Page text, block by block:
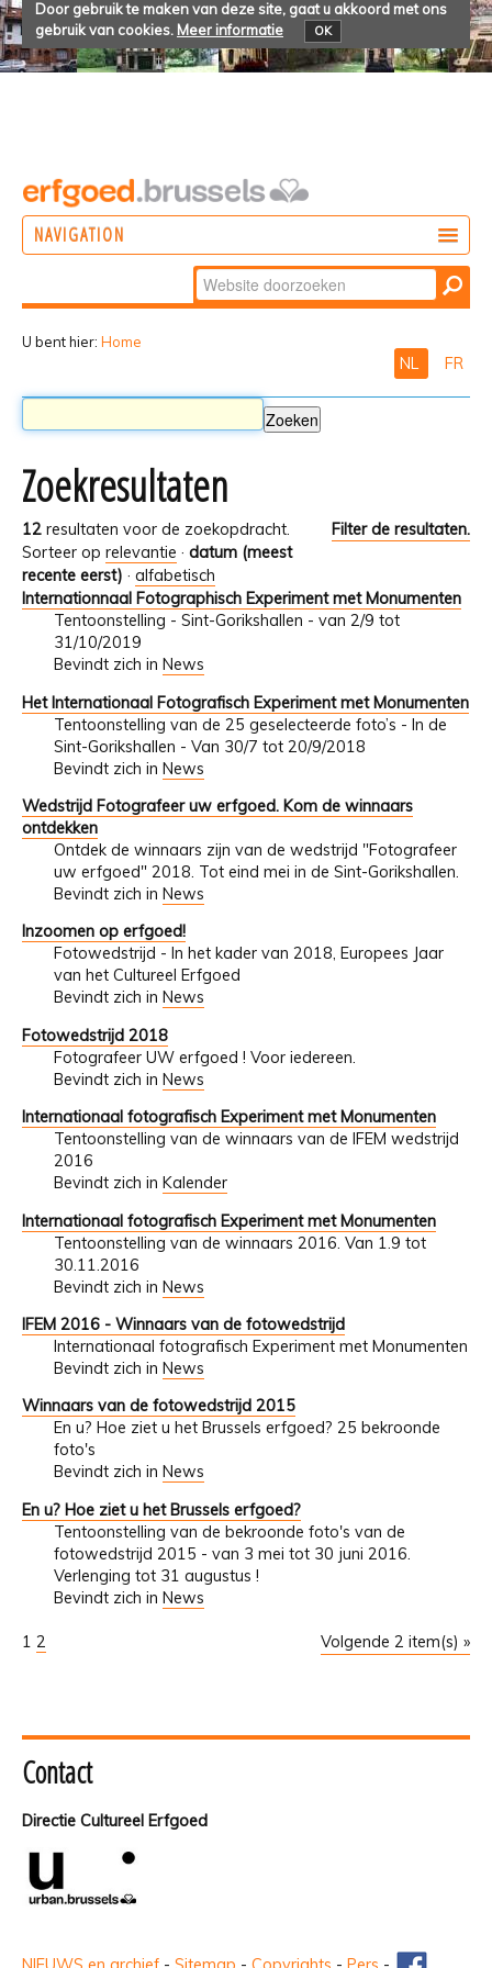
Door gebruik te maken van deze site, gaat u akkoord met ons
gebruik van cookies. Meer informatie OK
NAVIGATION
Zoek
Geavanceerd
U bent hier: Home
NL FR
Zoekresultaten
12 resultaten voor de zoekopdracht.
Filter de resultaten.
Sorteer op relevantie · datum (meest
recente eerst) · alfabetisch
Internationnaal Fotographisch Experiment met Monumenten
Tentoonstelling - Sint-Gorikshallen - van 2/9 tot
31/10/2019
Bevindt zich in News
Het Internationaal Fotografisch Experiment met Monumenten
Tentoonstelling van de 25 geselecteerde foto’s - In de
Sint-Gorikshallen - Van 30/7 tot 20/9/2018
Bevindt zich in News
Wedstrijd Fotografeer uw erfgoed. Kom de winnaars
ontdekken
Ontdek de winnaars zijn van de wedstrijd "Fotografeer
uw erfgoed" 2018. Tot eind mei in de Sint-Gorikshallen.
Bevindt zich in News
Inzoomen op erfgoed!
Fotowedstrijd - In het kader van 2018, Europees Jaar
van het Cultureel Erfgoed
Bevindt zich in News
Fotowedstrijd 2018
Fotografeer UW erfgoed ! Voor iedereen.
Bevindt zich in News
Internationaal fotografisch Experiment met Monumenten
Tentoonstelling van de winnaars van de IFEM wedstrijd
2016
Bevindt zich in Kalender
Internationaal fotografisch Experiment met Monumenten
Tentoonstelling van de winnaars 2016. Van 1.9 tot
30.11.2016
Bevindt zich in News
IFEM 2016 - Winnaars van de fotowedstrijd
Internationaal fotografisch Experiment met Monumenten
Bevindt zich in News
Winnaars van de fotowedstrijd 2015
En u? Hoe ziet u het Brussels erfgoed? 25 bekroonde
foto's
Bevindt zich in News
En u? Hoe ziet u het Brussels erfgoed?
Tentoonstelling van de bekroonde foto's van de
fotowedstrijd 2015 - van 3 mei tot 30 juni 2016.
Verlenging tot 31 augustus !
Bevindt zich in News
Volgende 2 item(s) »
1 2
Contact
Directie Cultureel Erfgoed